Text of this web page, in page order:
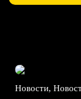
Новости,